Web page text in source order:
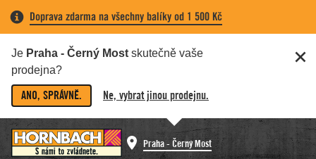
Doprava zdarma na všechny balíky od 1 500 Kč
Je Praha - Černý Most skutečně vaše
prodejna?
ANO, SPRÁVNĚ. Ne, vybrat jinou prodejnu.
Praha - Černý Most